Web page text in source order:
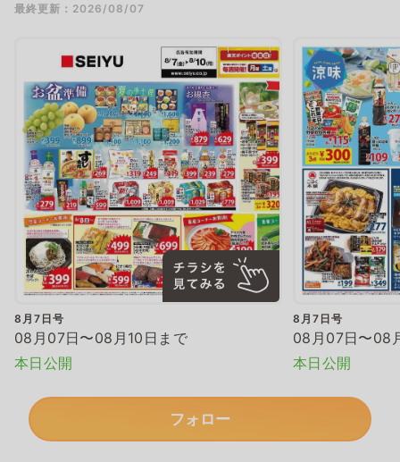
最終更新：2026/08/07
8月7日号
08月07日〜08月10日まで
本日公開
8月7日号
08月07日〜08
本日公開
フォロー